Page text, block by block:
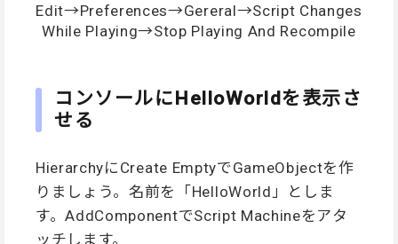
Edit→Preferences→Gereral→Script Changes
While Playing→Stop Playing And Recompile
コンソールにHelloWorldを表示さ
せる
HierarchyにCreate EmptyでGameObjectを作
りましょう。名前を「HelloWorld」としま
す。AddComponentでScript Machineをアタ
ッチします。